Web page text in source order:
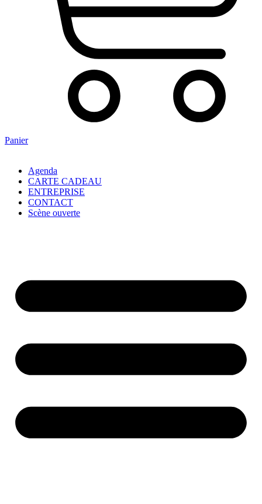
Panier
Agenda
CARTE CADEAU
ENTREPRISE
CONTACT
Scène ouverte